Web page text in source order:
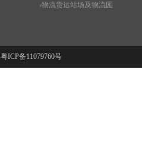
物流货运站场及物流园
粤ICP备11079760号